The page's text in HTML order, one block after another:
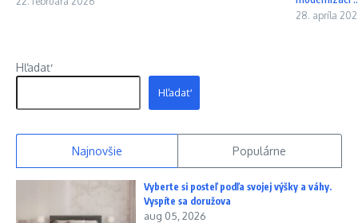
28. apríla
Hľadať
Hľadať
Najnovšie Populárne
Vyberte si posteľ podľa svojej výšky a váhy.
Vyspíte sa doružova
aug 05, 2026